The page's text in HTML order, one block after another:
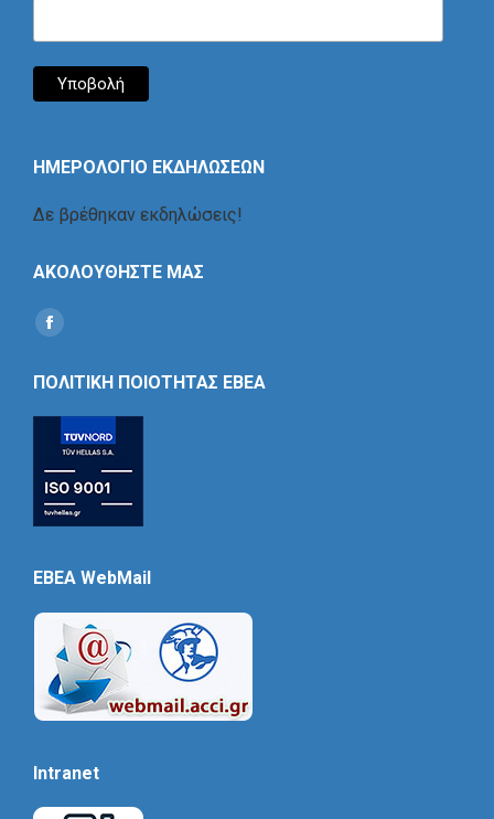
ΗΜΕΡΟΛΟΓΙΟ ΕΚΔΗΛΩΣΕΩΝ
Δε βρέθηκαν εκδηλώσεις!
ΑΚΟΛΟΥΘΗΣΤΕ ΜΑΣ
Find us on:
Social
ΠΟΛΙΤΙΚΗ ΠΟΙΟΤΗΤΑΣ ΕΒΕΑ
EBEA WebMail
Intranet